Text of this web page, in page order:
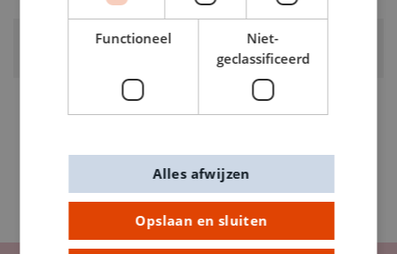
ARTIKELNUMMERFunctioneel
Niet-
geclassificeerd
Opslaan en sluiten
Alles afwijzen